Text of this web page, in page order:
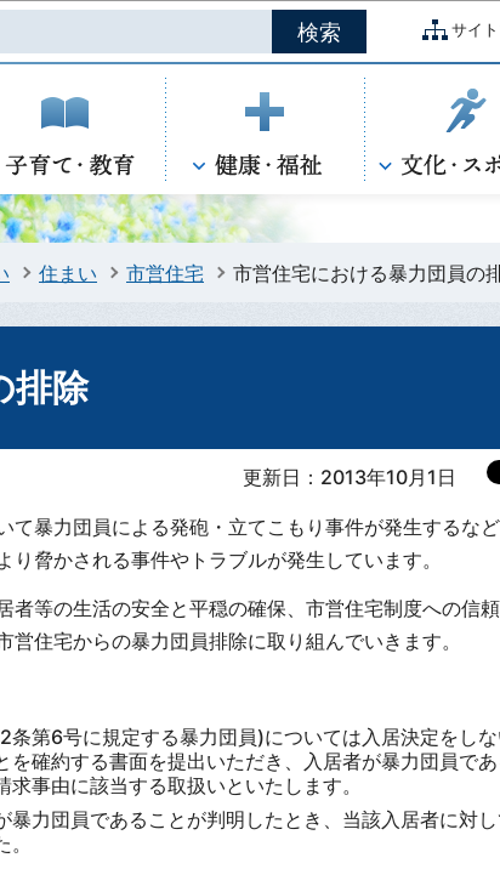
このページの本文へ移動
サイ
住まい 市営住宅 市営住宅における暴力団員の
排除
更新日：2013年10月1日
暴力団員による発砲・立てこもり事件が発生するな
脅かされる事件やトラブルが発生しています。
等の生活の安全と平穏の確保、市営住宅制度への信
住宅からの暴力団員排除に取り組んでいきます。
第6号に規定する暴力団員)については入居決定をし
確約する書面を提出いただき、入居者が暴力団員で
事由に該当する取扱いといたします。
力団員であることが判明したとき、当該入居者に対